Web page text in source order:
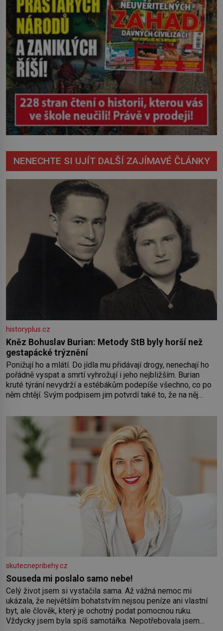
NENECHTE SI UJÍT DALŠÍ ZAJÍMAVÉ ČLÁNKY
historyplus.cz
Kněz Bohuslav Burian: Metody StB byly horší než
gestapácké trýznění
Ponižují ho a mlátí. Do jídla mu přidávají drogy, nenechají ho
pořádně vyspat a smrtí vyhrožují i jeho nejbližším. Burian
kruté týrání nevydrží a estébákům podepíše všechno, co po
něm chtějí. Svým podpisem jim potvrdí také to, že na něj
Syn brněnského řezníka chce být knězem a
skutecnepribehy.cz
Souseda mi poslalo samo nebe!
Celý život jsem si vystačila sama. Až vážná nemoc mi
ukázala, že největším bohatstvím nejsou peníze ani vlastní
byt, ale člověk, který je ochotný podat pomocnou ruku.
Vždycky jsem byla spíš samotářka. Nepotřebovala jsem